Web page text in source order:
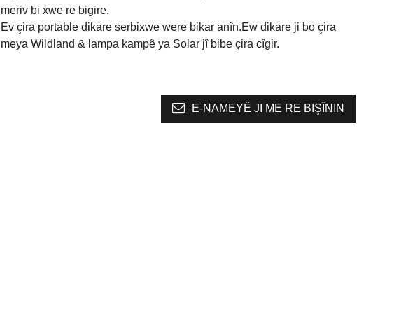
meriv bi xwe re bigire.
Ev çira portable dikare serbixwe were bikar anîn.Ew dikare ji bo çira
meya Wildland & lampa kampê ya Solar jî bibe çira cîgir.
E-NAMEYÊ JI ME RE BIŞÎNIN